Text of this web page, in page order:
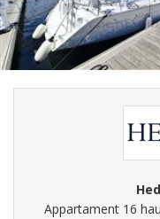
Appartament 16